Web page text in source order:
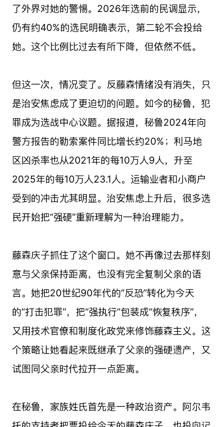
了外界对她的警惕。2026年选前的民调显示，
仍有约40%的选民明确表示，第二轮不会投给
她。这个比例比过去有所下降，但依然不低。
但这一次，情况变了。反藤森情绪没有消失，只
是治安焦虑成了更迫切的问题。如今的秘鲁，犯
罪成为选战中心议题。据报道，秘鲁2024年向
警方报告的勒索案件同比增长约20%；利马地
区凶杀率也从2021年的每10万人9人，升至
2025年的每10万人23.1人。运输业者和小商户
受到的冲击尤其明显。治安焦虑上升后，很多选
民开始把“强硬”重新理解为一种治理能力。
藤森庆子抓住了这个窗口。她不再像过去那样刻
意与父亲保持距离，也没有完全复制父亲的语
言。她把20世纪90年代的“反恐”转化为今天
的“打击犯罪”，把“强执行”包装成“恢复秩序”，
又用技术官僚和制度化政党来修饰藤森主义。这
个策略让她看起来既继承了父亲的强硬遗产，又
试图同父亲时代拉开一点距离。
在秘鲁，家族姓氏首先是一种政治资产。阿尔韦